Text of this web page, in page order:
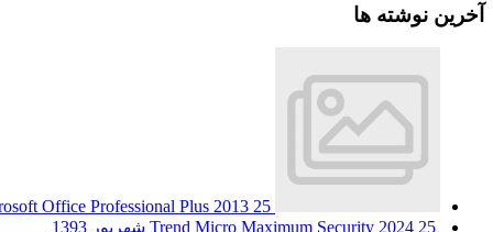
آخرین نوشته ها
Office Professional Plus 2013 25 شهریور 1393
Trend Micro Maximum Security 2024 25 شهریور 1393